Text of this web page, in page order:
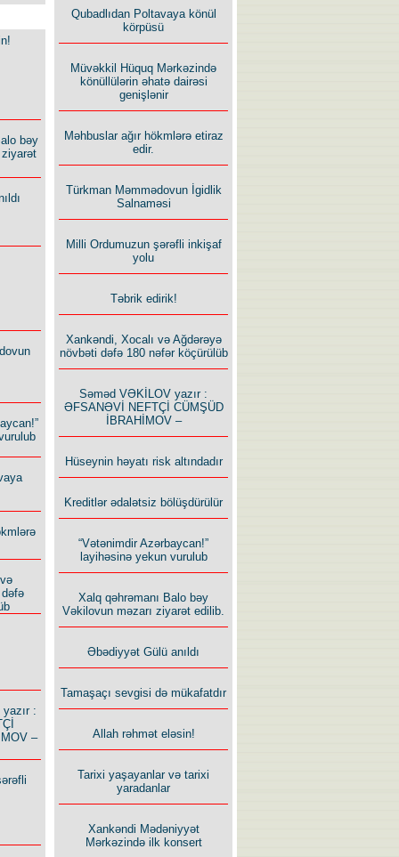
bəy
ziyarət
:
–
Qubadlıdan Poltavaya könül
körpüsü
Müvəkkil Hüquq Mərkəzində
könüllülərin əhatə dairəsi
genişlənir
Məhbuslar ağır hökmlərə etiraz
edir.
Türkman Məmmədovun İgidlik
Salnaməsi
Milli Ordumuzun şərəfli inkişaf
yolu
Təbrik edirik!
Xankəndi, Xocalı və Ağdərəyə
növbəti dəfə 180 nəfər köçürülüb
Səməd VƏKİLOV yazır :
ƏFSANƏVİ NEFTÇİ CÜMŞÜD
İBRAHİMOV –
Hüseynin həyatı risk altındadır
Kreditlər ədalətsiz bölüşdürülür
“Vətənimdir Azərbaycan!”
layihəsinə yekun vurulub
Xalq qəhrəmanı Balo bəy
Vəkilovun məzarı ziyarət edilib.
Əbədiyyət Gülü anıldı
Tamaşaçı sevgisi də mükafatdır
Allah rəhmət eləsin!
Tarixi yaşayanlar və tarixi
yaradanlar
Xankəndi Mədəniyyət
Mərkəzində ilk konsert